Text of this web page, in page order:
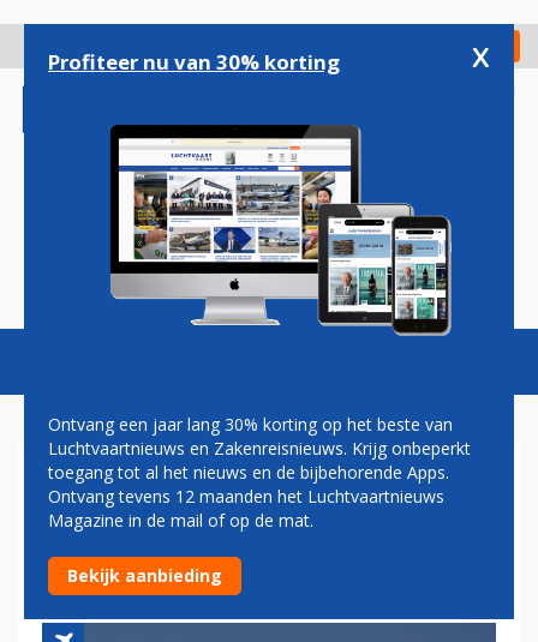
gaan
Check in
Magazine Podcasts Vacatures
GRIEKS SKY EXPRESS
ONTVANGT VIJF EXTRA ATR
72-600'S
Profiteer nu van 30% korting x
Ontvang een jaar lang 30% korting op het beste van
Luchtvaartnieuws en Zakenreisnieuws. Krijg onbeperkt
toegang tot al het nieuws en de bijbehorende Apps.
Ontvang tevens 12 maanden het Luchtvaartnieuws
Magazine in de mail of op de mat.
Bekijk aanbieding